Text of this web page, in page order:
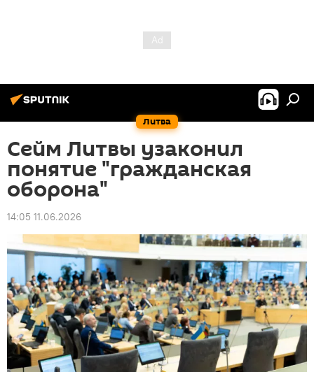
Литва
Сейм Литвы узаконил
понятие "гражданская
оборона"
14:05 11.06.2026